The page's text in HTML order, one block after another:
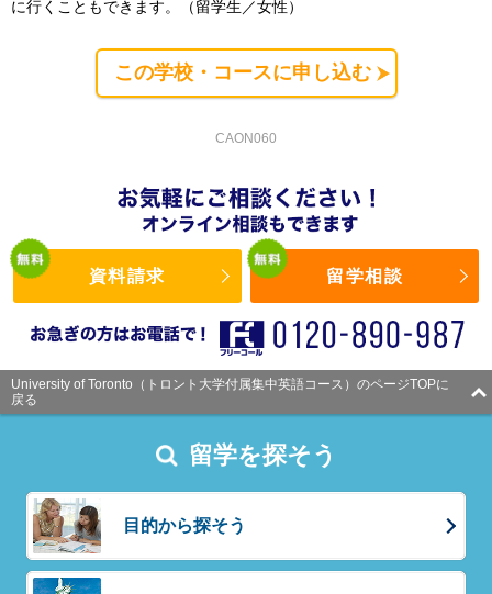
に行くこともできます。（留学生／女性）
この学校・コースに申し込む
CAON060
資料請求 留学相談
University of Toronto（トロント大学付属集中英語コース）のページTOPに
戻る
留学を探そう
目的から探そう